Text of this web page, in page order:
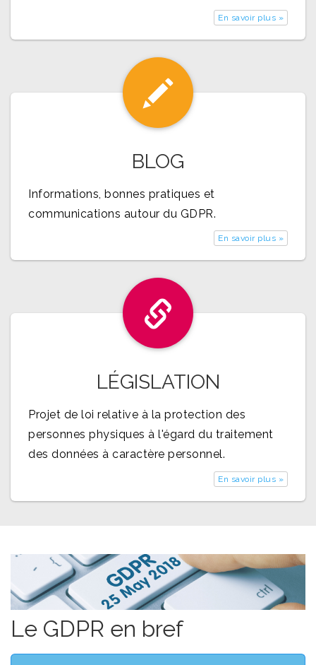
En savoir plus »
BLOG
Informations, bonnes pratiques et
communications autour du GDPR.
En savoir plus »
LÉGISLATION
Projet de loi relative à la protection des
personnes physiques à l'égard du traitement
des données à caractère personnel.
En savoir plus »
Le GDPR en bref